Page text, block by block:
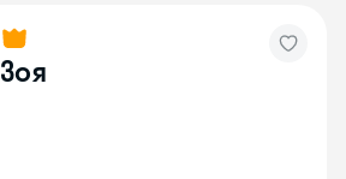
Зоя